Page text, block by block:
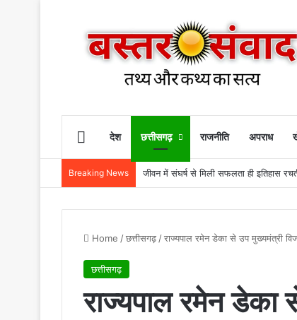
Homeदेश छत्तीसगढ़ राजनीति अपराध
Breaking News जीवन में संघर्ष से मिली सफलता ही इतिहास
Home /छत्तीसगढ़ /राज्यपाल रमेन डेका से उप मुख्यमंत्री
छत्तीसगढ़
राज्यपाल रमेन डेका